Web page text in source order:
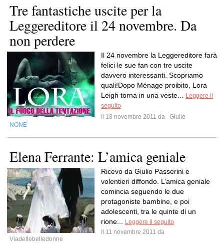
Tre fantastiche uscite per la
Leggereditore il 24 novembre. Da
non perdere
Il 24 novembre la Leggereditore farà
felici le sue fan con tre uscite
davvero interessanti. Scopriamo
quali!Dopo Ménage proibito, Lora
Leigh torna in una veste...
Leggere il
seguito
Il 18 novembre 2011 da
Giulie
NONE
Elena Ferrante: L’amica geniale
Ricevo da Giulio Passerini e
volentieri diffondo. L’amica geniale
comincia seguendo le due
protagoniste bambine, e poi
adolescenti, tra le quinte di un
rione...
Leggere il seguito
Il 11 novembre 2011 da
Viadellebelledonne